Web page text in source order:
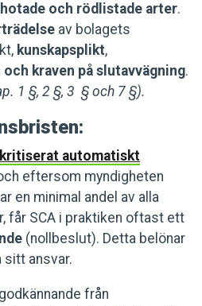
hotade och rödlistade arter.
av bolagets
kunskapsplikt,
kraven på slutavvägning.
1 §, 2 §, 3 § och 7 §).
kritiserat automatiskt
eftersom myndigheten
en minimal andel av alla
får SCA i praktiken oftast ett
(nollbeslut). Detta belönar
sitt ansvar.
från